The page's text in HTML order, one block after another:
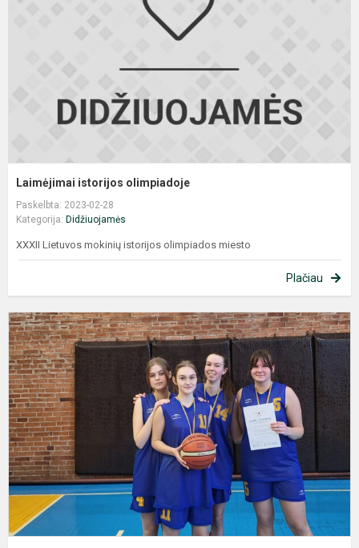
Laimėjimai istorijos olimpiadoje
Paskelbta: 2023-02-28
Kategorija: Didžiuojamės
XXXII Lietuvos mokinių istorijos olimpiados miesto
Plačiau